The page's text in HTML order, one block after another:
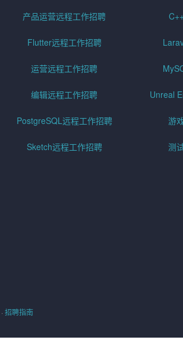
产品运营远程工作招聘
Flutter远程工作招聘
运营远程工作招聘
编辑远程工作招聘 Unreal
PostgreSQL远程工作招聘 游
Sketch远程工作招聘 测
· 招聘指南